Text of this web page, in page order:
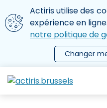
Aller au contenu principal
Nous utilisons des
Actiris utilise des
expérience en
notre politique de
Changer
le menu